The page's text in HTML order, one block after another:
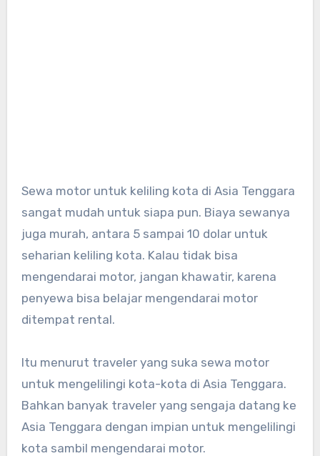
Sewa motor untuk keliling kota di Asia Tenggara
sangat mudah untuk siapa pun. Biaya sewanya
juga murah, antara 5 sampai 10 dolar untuk
seharian keliling kota. Kalau tidak bisa
mengendarai motor, jangan khawatir, karena
penyewa bisa belajar mengendarai motor
ditempat rental.
Itu menurut traveler yang suka sewa motor
untuk mengelilingi kota-kota di Asia Tenggara.
Bahkan banyak traveler yang sengaja datang ke
Asia Tenggara dengan impian untuk mengelilingi
kota sambil mengendarai motor.